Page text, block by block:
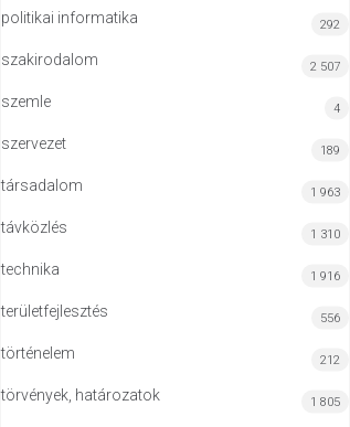
politikai informatika 292
szakirodalom 2 507
szemle 4
szervezet 189
társadalom 1 963
távközlés 1 310
technika 1 916
területfejlesztés 556
történelem 212
törvények, határozatok 1 805